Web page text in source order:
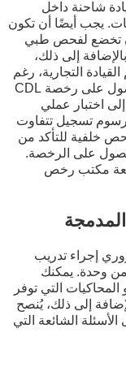
الأقل لقيادة شاحنة داخل
الولايات. يجب أيضًا أن تكون
تخضع لفحص طبي
إلى ذلك،
التجارية، رغم
أن هذا ليس دائمًا شرطًا. يشمل الاختبار للحصول على رخصة CDL
إلى اختبار عملي
رسوم تسجيل تتفاوت
خلفية للتأكد من
على الرخصة.
مكتب رخص
المدمجة
إجراء تدريب
وحدة. يمكنك
التي توفر
إلى ذلك، يُنصح
الشائعة التي